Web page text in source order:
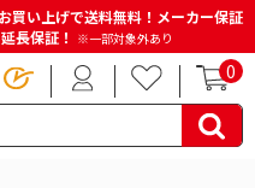
買い上げで送料無料！メーカー保証
長保証！ ※一部対象外あり
0